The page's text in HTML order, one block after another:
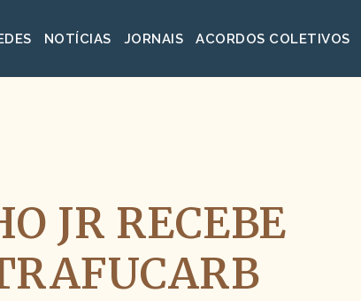
NOTÍCIAS JORNAIS ACORDOS COLETIVOS
JR RECEBE